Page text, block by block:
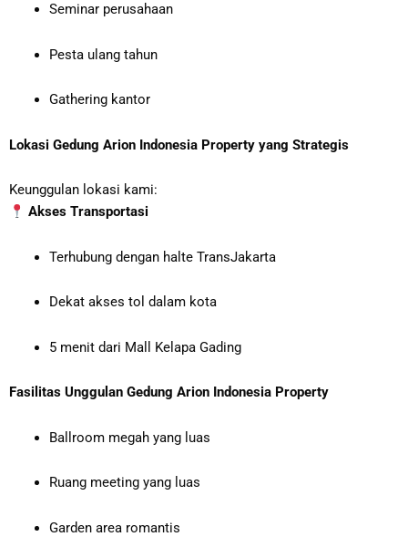
Seminar perusahaan
Pesta ulang tahun
Gathering kantor
Lokasi Gedung Arion Indonesia Property yang Strategis
Keunggulan lokasi kami:
Akses Transportasi
Terhubung dengan halte TransJakarta
Dekat akses tol dalam kota
5 menit dari Mall Kelapa Gading
Fasilitas Unggulan Gedung Arion Indonesia Property
Ballroom megah yang luas
Ruang meeting yang luas
Garden area romantis